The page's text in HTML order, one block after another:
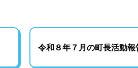
令和８年７月の町長活動報